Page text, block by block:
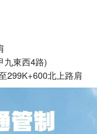
九東西4路)
299K+600北上路肩